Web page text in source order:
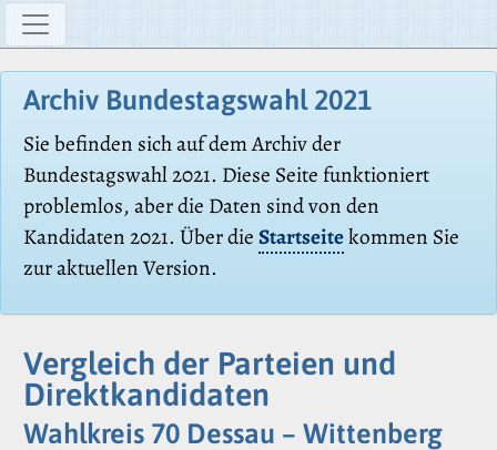
Archiv Bundestagswahl 2021
Sie befinden sich auf dem Archiv der
Bundestagswahl 2021. Diese Seite funktioniert
problemlos, aber die Daten sind von den
Kandidaten 2021. Über dieStartseitekommen Sie
zur aktuellen Version.
Vergleich der Parteien und
Direktkandidaten
Wahlkreis 70 Dessau – Wittenberg